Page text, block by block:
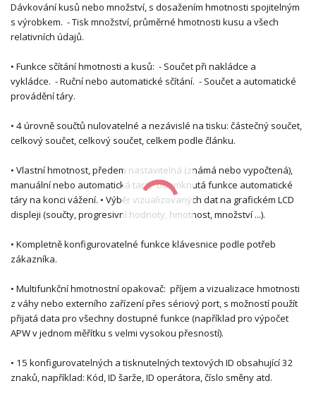
Dávkování kusů nebo množství, s dosažením hmotnosti spojitelným
s výrobkem. - Tisk množství, průměrné hmotnosti kusu a všech
relativních údajů.
• Funkce sčítání hmotnosti a kusů: - Součet při nakládce a
vykládce. - Ruční nebo automatické sčítání. - Součet a automatické
provádění táry.
• 4 úrovně součtů nulovatelné a nezávislé na tisku: částečný součet,
celkový součet, celkový součet, celkem podle článku.
• Vlastní hmotnost, předem nastavitelná (známá nebo vypočtená),
manuální nebo automatická tara; odemknutá funkce automatické
táry na konci vážení. • Výběr vizualizovaných dat na grafickém LCD
displeji (součty, progresivní hodnoty, hmotnost, množství ...).
• Kompletně konfigurovatelné funkce klávesnice podle potřeb
zákazníka.
• Multifunkční hmotnostní opakovač: příjem a vizualizace hmotnosti
z váhy nebo externího zařízení přes sériový port, s možností použít
přijatá data pro všechny dostupné funkce (například pro výpočet
APW v jednom měřítku s velmi vysokou přesností).
• 15 konfigurovatelných a tisknutelných textových ID obsahující 32
znaků, například: Kód, ID šarže, ID operátora, číslo směny atd.